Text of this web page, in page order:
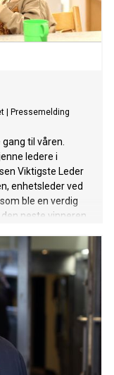
Pressemelding
til våren.
ledere i
Viktigste Leder
enhetsleder ved
ble en verdig
neste vinneren.